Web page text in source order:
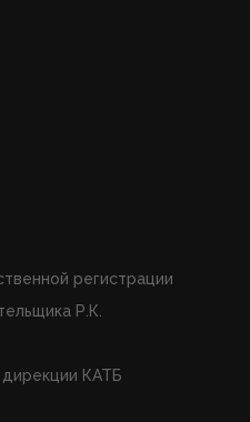
регистрации
Р.К.
КАТБ